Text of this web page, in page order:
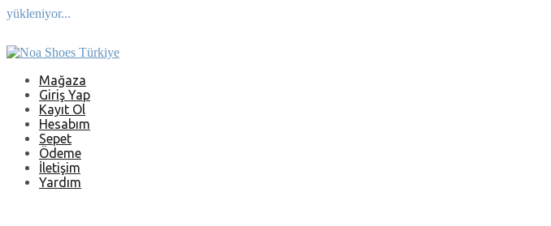
yükleniyor...
content
Mağaza
Giriş Yap
Kayıt Ol
Hesabım
Sepet
Ödeme
İletişim
Yardım